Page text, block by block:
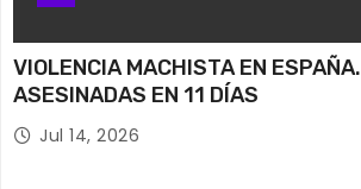
VIOLENCIA MACHISTA EN
ASESINADAS EN 11 DÍAS
Jul 14, 2026